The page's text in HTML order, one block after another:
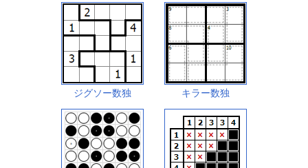
ジグソー数独 キラー数独